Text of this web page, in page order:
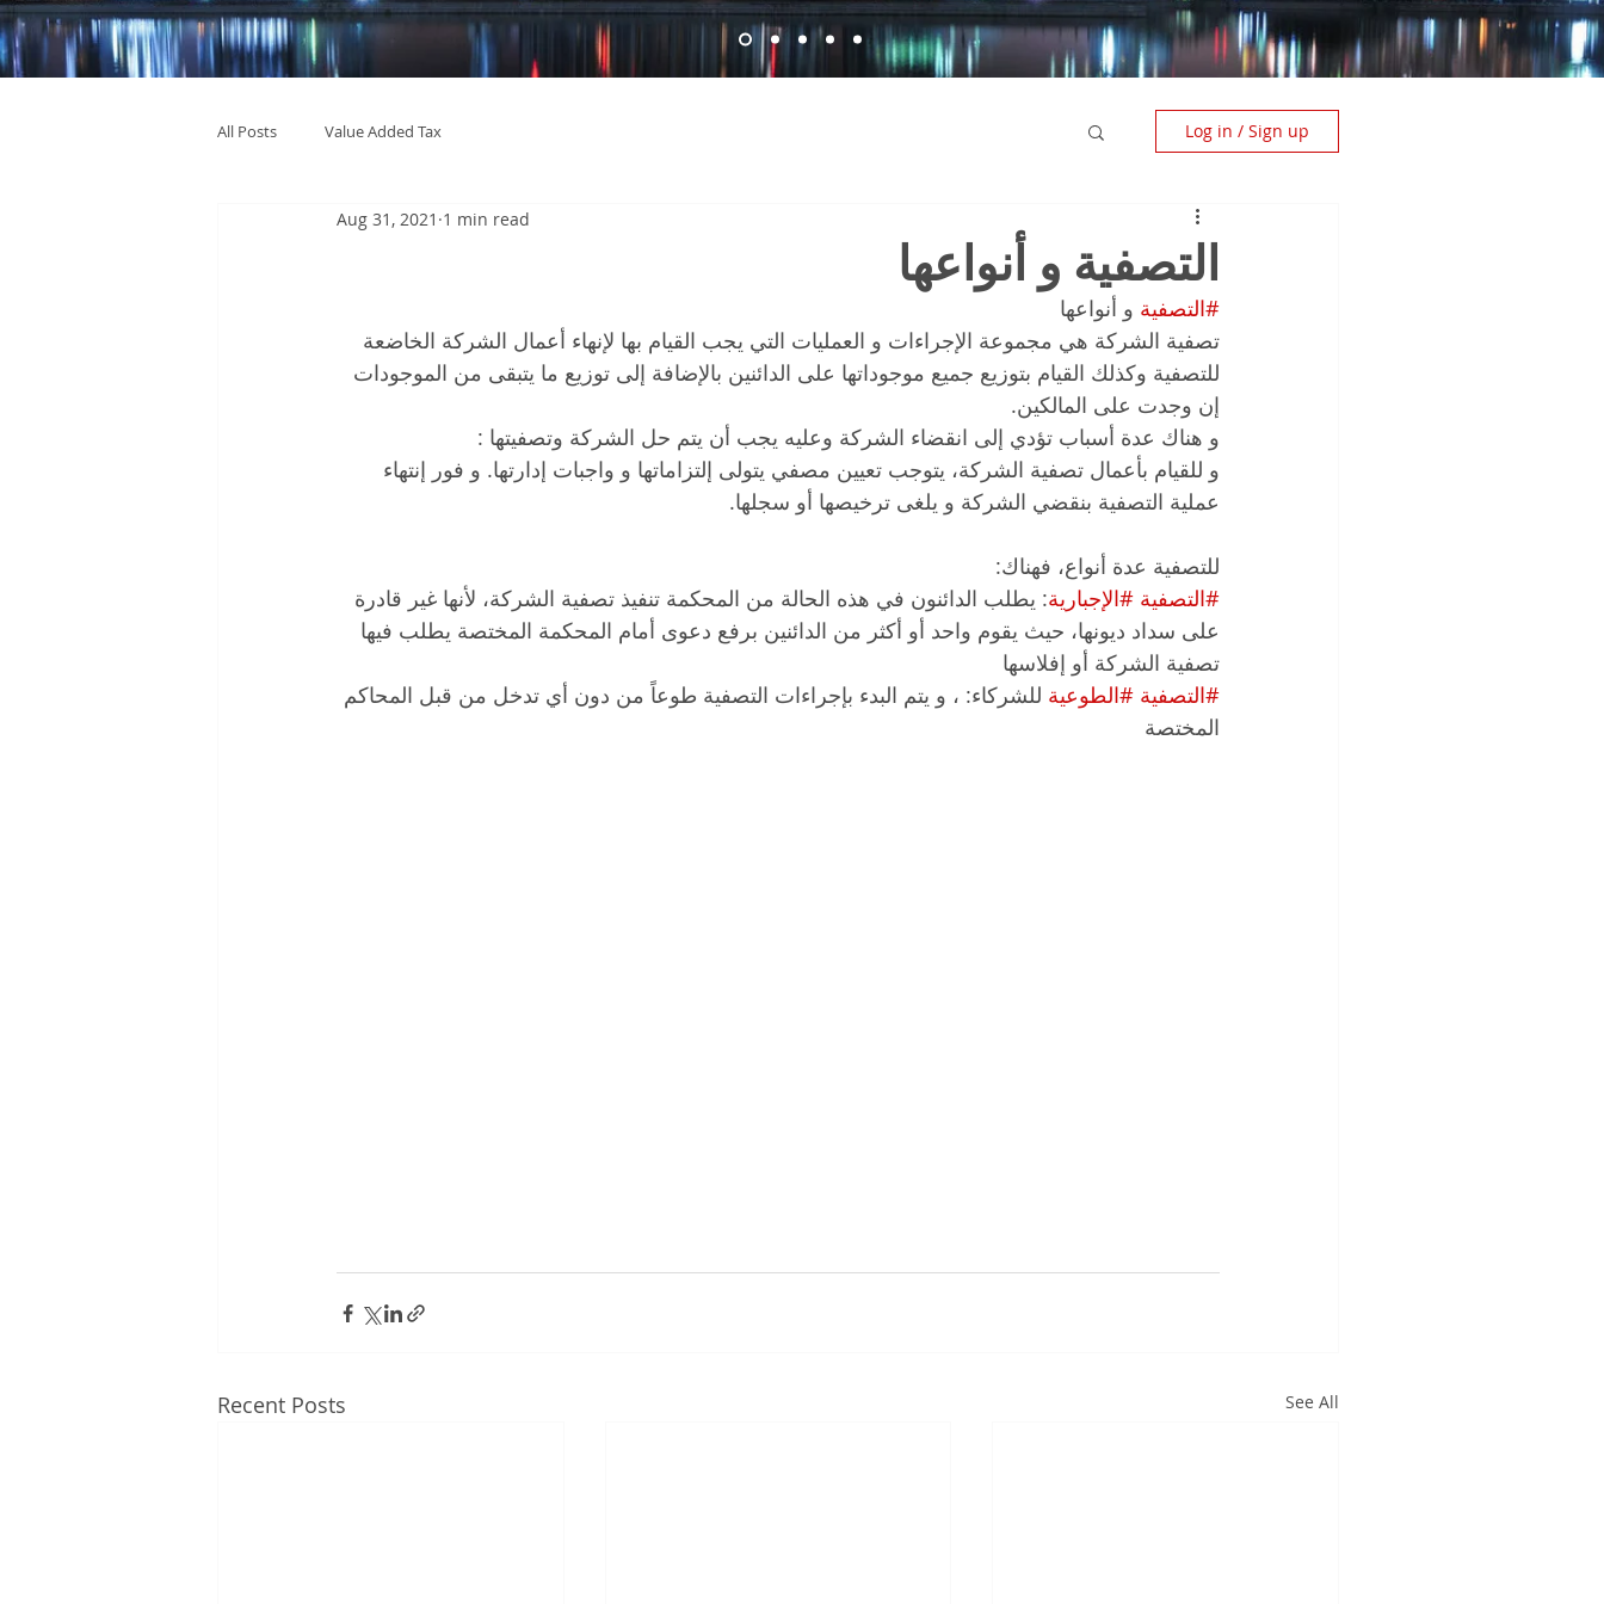
All Posts Value Added Tax Log in / Sign up
التصفية و أنواعها
Aug 31, 2021 1 min read
#التصفية و أنواعها
تصفية الشركة هي مجموعة الإجراءات و العمليات التي يجب القيام بها لإنهاء أعمال الشركة الخاضعة
للتصفية وكذلك القيام بتوزيع جميع موجوداتها على الدائنين بالإضافة إلى توزيع ما يتبقى من الموجودات
إن وجدت على المالكين.
و هناك عدة أسباب تؤدي إلى انقضاء الشركة وعليه يجب أن يتم حل الشركة وتصفيتها :
و للقيام بأعمال تصفية الشركة، يتوجب تعيين مصفي يتولى إلتزاماتها و واجبات إدارتها. و فور إنتهاء
عملية التصفية بنقضي الشركة و يلغى ترخيصها أو سجلها.
للتصفية عدة أنواع، فهناك:
#التصفية #الإجبارية: يطلب الدائنون في هذه الحالة من المحكمة تنفيذ تصفية الشركة، لأنها غير قادرة
على سداد ديونها، حيث يقوم واحد أو أكثر من الدائنين برفع دعوى أمام المحكمة المختصة يطلب فيها
تصفية الشركة أو إفلاسها
#التصفية #الطوعية للشركاء: ، و يتم البدء بإجراءات التصفية طوعاً من دون أي تدخل من قبل المحاكم
المختصة
Recent Posts See All